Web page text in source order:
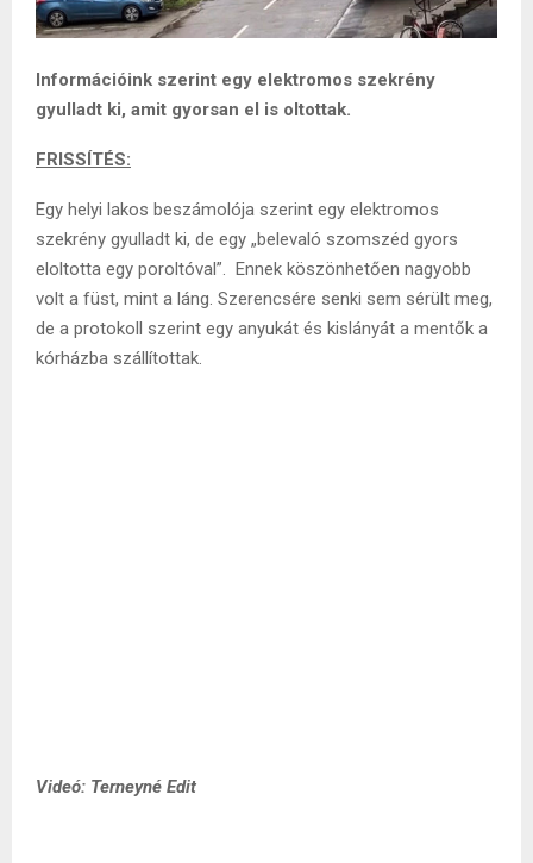
Információink szerint egy elektromos szekrény
gyulladt ki, amit gyorsan el is oltottak.
FRISSÍTÉS:
Egy helyi lakos beszámolója szerint egy elektromos
szekrény gyulladt ki, de egy „belevaló szomszéd gyors
eloltotta egy poroltóval”. Ennek köszönhetően nagyobb
volt a füst, mint a láng. Szerencsére senki sem sérült meg,
de a protokoll szerint egy anyukát és kislányát a mentők a
kórházba szállítottak.
Videó: Terneyné Edit